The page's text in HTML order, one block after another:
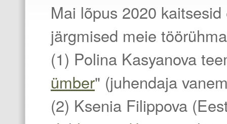
Mai lõpus 2020
järgmised meie
(1) Polina Kasyanova
ümber" (juhendaja
(2) Ksenia Filippova